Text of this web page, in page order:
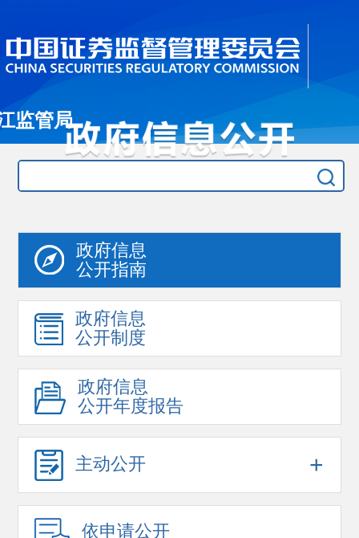
监管局
政府信息
公开指南
政府信息
公开制度
政府信息
公开年度报告
主动公开 +
依申请公开